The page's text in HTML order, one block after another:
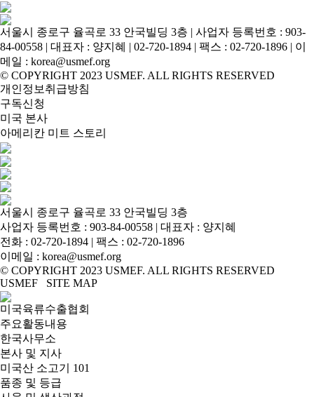
서울시 종로구 율곡로 33 안국빌딩 3층 | 사업자 등록번호 : 903-
84-00558 | 대표자 : 양지혜 | 02-720-1894 | 팩스 : 02-720-1896 | 이
메일 : korea@usmef.org
© COPYRIGHT 2023 USMEF. ALL RIGHTS RESERVED
개인정보취급방침
구독신청
미국 본사
아메리칸 미트 스토리
서울시 종로구 율곡로 33 안국빌딩 3층
사업자 등록번호 : 903-84-00558 | 대표자 : 양지혜
전화 : 02-720-1894 | 팩스 : 02-720-1896
이메일 : korea@usmef.org
© COPYRIGHT 2023 USMEF. ALL RIGHTS RESERVED
USMEF SITE MAP
미국육류수출협회
주요활동내용
한국사무소
본사 및 지사
미국산 소고기 101
품종 및 등급